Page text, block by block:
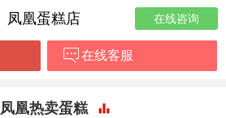
凤凰蛋糕店 在线咨询
在线客服
凤凰热卖蛋糕